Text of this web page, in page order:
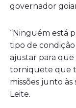
governador
“Ninguém está
tipo de
ajustar para
torniquete que
missões junto
Leite.